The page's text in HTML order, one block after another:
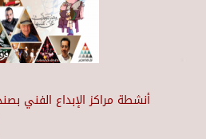
أنشطة مراكز الإبداع الفني